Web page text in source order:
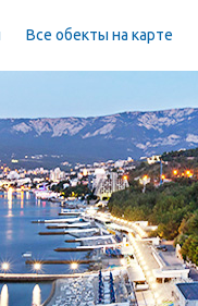
Все обекты на карте